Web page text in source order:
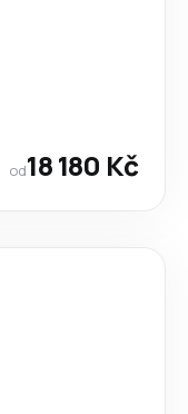
od18 180 Kč